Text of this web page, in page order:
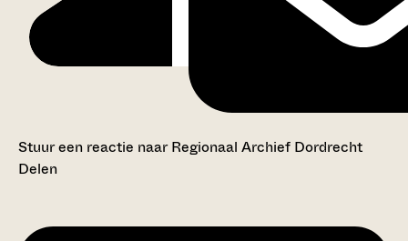
Stuur een reactie naar Regionaal Archief Dordrecht
Delen